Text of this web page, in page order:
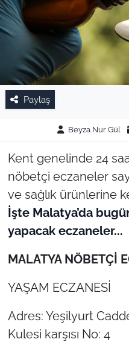
Paylaş
Beyza Nur Gül
Kent genelinde 24
nöbetçi eczaneler
ve sağlık ürünlerine
İşte Malatya’da
yapacak eczaneler...
MALATYA NÖBETÇİ
YAŞAM ECZANESİ
Adres: Yeşilyurt
Kulesi karşısı No: 4